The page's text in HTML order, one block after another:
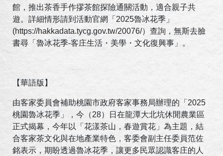
館，推出茶香手作摎茶館探險通關活動，適合親子共
遊。詳細情形請到活動官網「 2025魯冰花季」
(https://hakkadata.tycg.gov.tw/20076/）查詢，無斯去臉
書尋「魯冰花季-客庄生活・美學・文化復興事」。
【華語版】
由客家委員會補助桃園市政府客家事務局辦理的「 2025
桃園魯冰花季」，今（28）日在龍潭大北坑休閒農業區
正式揭幕，今年以「花漾茶山，春遊賞花」為主題，結
合客家茶文化與在地產業特色，客委會副主任委員范佐
銘表示，期盼透過魯冰花季，讓更多民眾認識客庄的人